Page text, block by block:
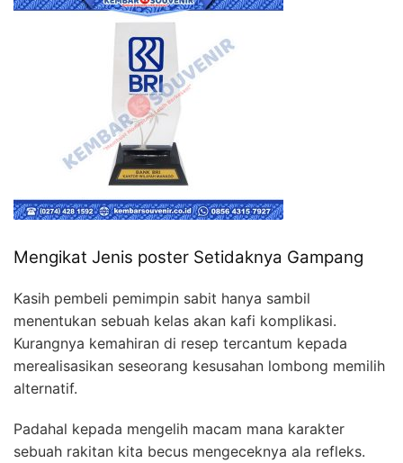
Mengikat Jenis poster Setidaknya Gampang
Kasih pembeli pemimpin sabit hanya sambil
menentukan sebuah kelas akan kafi komplikasi.
Kurangnya kemahiran di resep tercantum kepada
merealisasikan seseorang kesusahan lombong memilih
alternatif.
Padahal kepada mengelih macam mana karakter
sebuah rakitan kita becus mengeceknya ala refleks.